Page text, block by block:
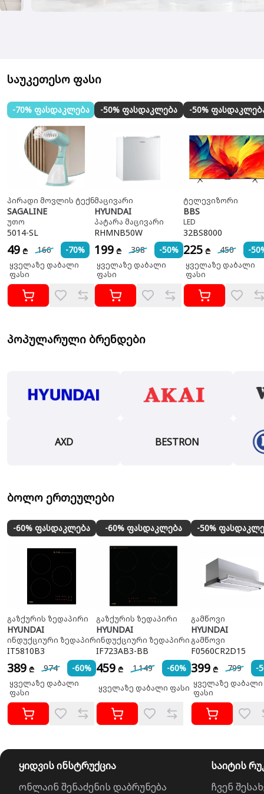
საუკეთესო ფასი
-70% ფასდაკლება
პირადი მოვლის ტექნიკა
SAGALINE
უთო
5014-SL
49 ₾ 166 -70%
ყველაზე დაბალი
ფასი
-50% ფასდაკლება
მაცივარი
HYUNDAI
პატარა მაცივარი
RHMNB50W
199 ₾ 398 -50%
ყველაზე დაბალი
ფასი
-50%
ტელევიზორი
BBS
LED
32BS8000
225 ₾ 450 -
ყველაზე დაბალი
ფასი
პოპულარული ბრენდები
AXD BESTRON
ბოლო ერთეულები
-60% ფასდაკლება
გაზქურის ზედაპირი
HYUNDAI
ინდუქციური ზედაპირი
IT5810B3
389 ₾ 974 -60%
ყველაზე დაბალი
ფასი
-60% ფასდაკლება
გაზქურის ზედაპირი
HYUNDAI
ინდუქციური ზედაპირი
IF723AB3-BB
459 ₾ 1 149 -60%
ყველაზე დაბალი ფასი
-50%
გამწოვი
HYUNDAI
გამწოვი
F0560CR2D15
399 ₾ 799 -
ყველაზე დაბალი
ფასი
ყიდვის ინსტრუქცია
ონლაინ შენაძენის დაბრუნება
საიტის
ჩვენ